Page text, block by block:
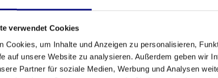
verwendet Cookies
Cookies, um Inhalte und Anzeigen zu personalisieren,
auf unsere Website zu analysieren. Außerdem geben wir
Partner für soziale Medien, Werbung und Analysen
do processo na
baseado em dados que torna visíveis os fluxos reais